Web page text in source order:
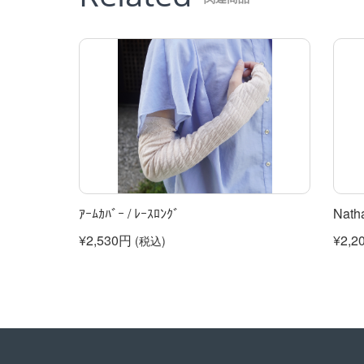
ｱｰﾑｶﾊﾞｰ / ﾚｰｽﾛﾝｸﾞ
¥2,530円 (税込)